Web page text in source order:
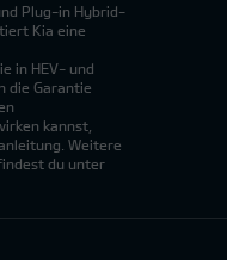
Plug-in Hybrid-
Kia eine
in HEV- und
die Garantie
kannst,
Weitere
du unter